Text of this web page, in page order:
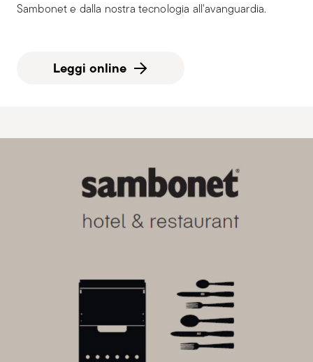
Sambonet e dalla nostra tecnologia all'avanguardia.
Leggi online